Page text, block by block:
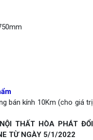
bán kính 10Km (cho giá trị
THẤT HÒA PHÁT ĐỔI
TỪ NGÀY 5/1/2022